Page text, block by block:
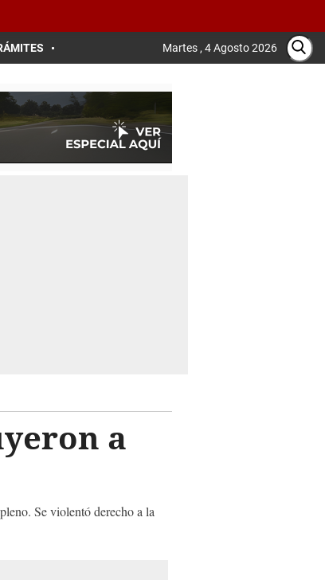
Martes , 4 Agosto 2026
a
Se violentó derecho a la